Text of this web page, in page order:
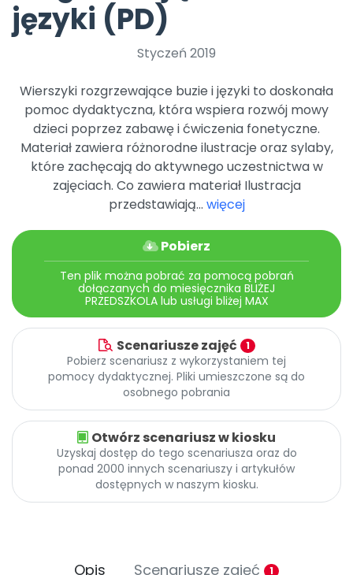
Archiwalne numery
Promocje
języki (PD)
Styczeń 2019
Wierszyki rozgrzewające buzie i języki to doskonała
pomoc dydaktyczna, która wspiera rozwój mowy
dzieci poprzez zabawę i ćwiczenia fonetyczne.
Materiał zawiera różnorodne ilustracje oraz sylaby,
które zachęcają do aktywnego uczestnictwa w
zajęciach. Co zawiera materiał Ilustracja
przedstawiają... więcej
Pobierz
Ten plik można pobrać za pomocą pobrań
dołączanych do miesięcznika BLIŻEJ
PRZEDSZKOLA lub usługi bliżej MAX
Scenariusze zajęć 1
Pobierz scenariusz z wykorzystaniem tej
pomocy dydaktycznej. Pliki umieszczone są do
osobnego pobrania
Otwórz scenariusz w kiosku
Uzyskaj dostęp do tego scenariusza oraz do
ponad 2000 innych scenariuszy i artykułów
dostępnych w naszym kiosku.
Opis Scenariusze zajęć 1